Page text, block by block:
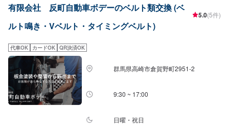
有限会社 反町自動車ボデーのベルト類交換 (ベ
ルト鳴き・Vベルト・タイミングベルト)
5.0(5件)
代車OK カードOK QR決済OK
群馬県高崎市倉賀野町2951‐2
9:30 ~ 17:00
日曜・祝日